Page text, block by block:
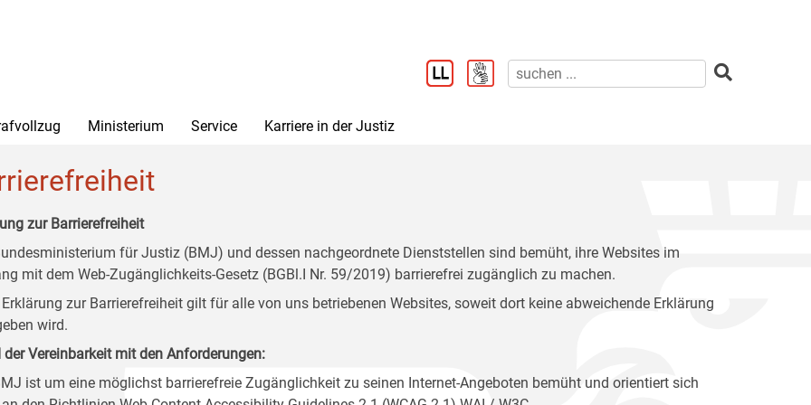
Ministerium Service Karriere in der Justiz
zur Barrierefreiheit
für Justiz (BMJ) und dessen nachgeordnete Dienststellen sind bemüht, ihre Websites im
mit dem Web-Zugänglichkeits-Gesetz (BGBl.I Nr. 59/2019) barrierefrei zugänglich zu machen.
Erklärung zur Barrierefreiheit gilt für alle von uns betriebenen Websites, soweit dort keine abweichende Erklärung
wird.
der Vereinbarkeit mit den Anforderungen:
ist um eine möglichst barrierefreie Zugänglichkeit zu seinen Internet-Angeboten bemüht und orientiert sich